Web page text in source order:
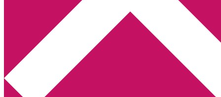
Utskriftscentralen
Min tv-blogg
You are here:Home 30 bokfrågor
Dag 6: En bok som gör dig
Dag 6: En bok som gör dig
ledsen